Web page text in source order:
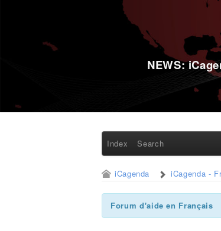
NEWS:
Index Search
iCagenda iCagenda -
Forum d'aide en Français